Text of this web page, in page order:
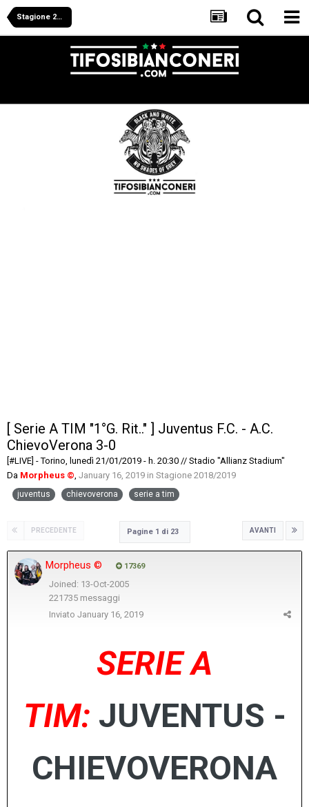
Stagione 2018/2019
[ Serie A TIM "1°G. Rit.." ] Juventus F.C. - A.C.
ChievoVerona 3-0
[#LIVE] - Torino, lunedì 21/01/2019 - h. 20:30 // Stadio "Allianz Stadium"
Da Morpheus ©, January 16, 2019 in Stagione 2018/2019
juventus chievoverona serie a tim
PRECEDENTE AVANTI
Pagine 1 di 23
Morpheus © 17369
Joined: 13-Oct-2005
221735 messaggi
Inviato January 16, 2019
SERIE A
TIM: JUVENTUS -
CHIEVOVERONA